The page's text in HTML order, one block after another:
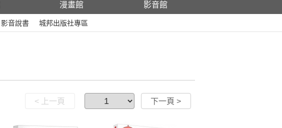
漫畫館 影音館
影音說書 城邦出版社專區
< 上一頁 下一頁 >